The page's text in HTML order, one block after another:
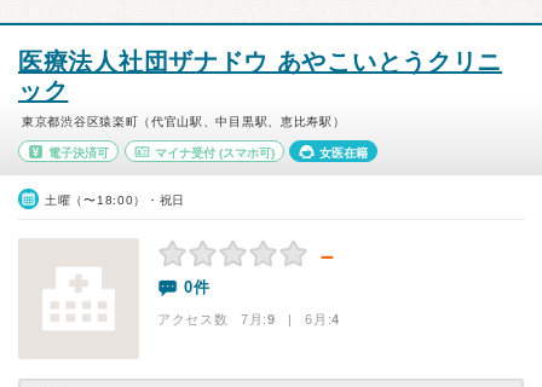
医療法人社団ザナドウ あやこいとうクリニ
ック
東京都渋谷区猿楽町（代官山駅、中目黒駅、恵比寿駅）
電子決済可 マイナ受付(スマホ可) 女医在籍
土曜（〜18:00）・祝日
－
0件
アクセス数 7月:9 | 6月:4